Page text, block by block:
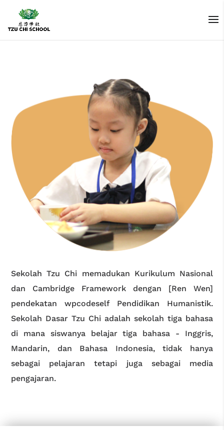
Sekolah Tzu Chi memadukan Kurikulum Nasional
dan Cambridge Framework dengan [Ren Wen]
pendekatan wpcodeself Pendidikan Humanistik.
Sekolah Dasar Tzu Chi adalah sekolah tiga bahasa
di mana siswanya belajar tiga bahasa - Inggris,
Mandarin, dan Bahasa Indonesia, tidak hanya
sebagai pelajaran tetapi juga sebagai media
pengajaran.